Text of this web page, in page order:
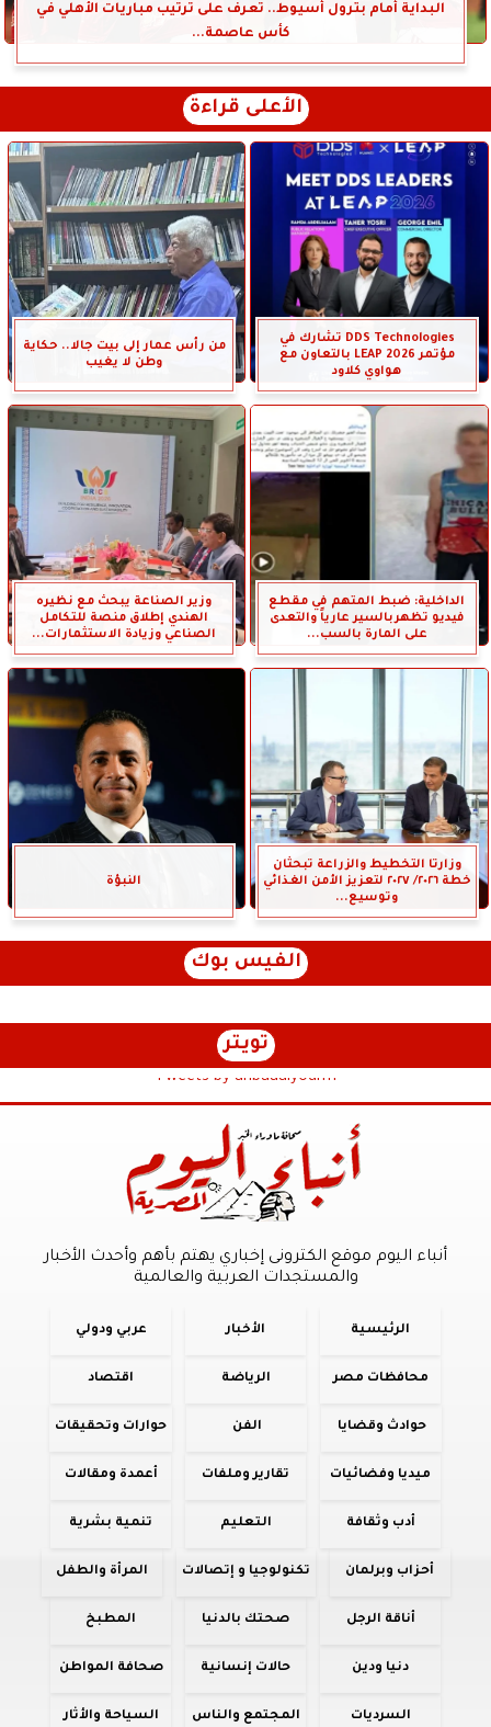
البداية أمام بترول أسيوط.. تعرف على ترتيب مباريات الأهلي في
كأس عاصمة...
الأعلى قراءة
DDS Technologies تشارك في
مؤتمر LEAP 2026 بالتعاون مع
هواوي كلاود
من رأس عمار إلى بيت جالا.. حكاية
وطن لا يغيب
الداخلية: ضبط المتهم في مقطع
فيديو تظهربالسير عارياً والتعدى
على المارة بالسب...
وزير الصناعة يبحث مع نظيره
الهندي إطلاق منصة للتكامل
الصناعي وزيادة الاستثمارات...
وزارتا التخطيط والزراعة تبحثان
خطة ٢٠٢٦/ ٢٠٢٧ لتعزيز الأمن الغذائي
وتوسيع...
النبؤة
الفيس بوك
تويتر
Tweets by anbaaalyoum1
أنباء اليوم موقع الكترونى إخباري يهتم بأهم وأحدث الأخبار
والمستجدات العربية والعالمية
الرئيسية الأخبار عربي ودولي
محافظات مصر الرياضة اقتصاد
حوادث وقضايا الفن حوارات وتحقيقات
ميديا وفضائيات تقارير وملفات أعمدة ومقالات
أدب وثقافة التعليم تنمية بشرية
أحزاب وبرلمان تكنولوجيا و إتصالات المرأة والطفل
أناقة الرجل صحتك بالدنيا المطبخ
دنيا ودين حالات إنسانية صحافة المواطن
السرديات المجتمع والناس السياحة والأثار